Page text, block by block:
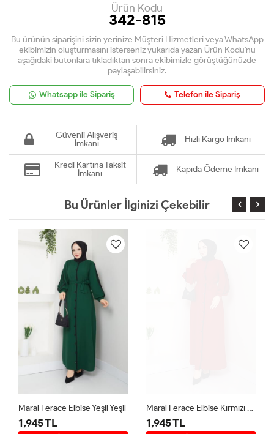
Ürün Kodu
342-815
Bu ürünün siparişini sizin yerinize Müşteri Hizmetleri veya WhatsApp
ekibimizin oluşturmasını isterseniz yukarıda yazan Ürün Kodu'nu
aşağıdaki butonlara tıkladıktan sonra ekibimizle görüştüğünüzde
paylaşabilirsiniz.
Whatsapp ile Sipariş Telefon ile Sipariş
Güvenli Alışveriş
İmkanı
Hızlı Kargo İmkanı
Kredi Kartına Taksit
İmkanı
Kapıda Ödeme İmkanı
Bu Ürünler İlginizi Çekebilir
Maral Ferace Elbise Yeşil Yeşil
1,945 TL
Maral Ferace Elbise Kırmızı Kırmızı
1,945 TL